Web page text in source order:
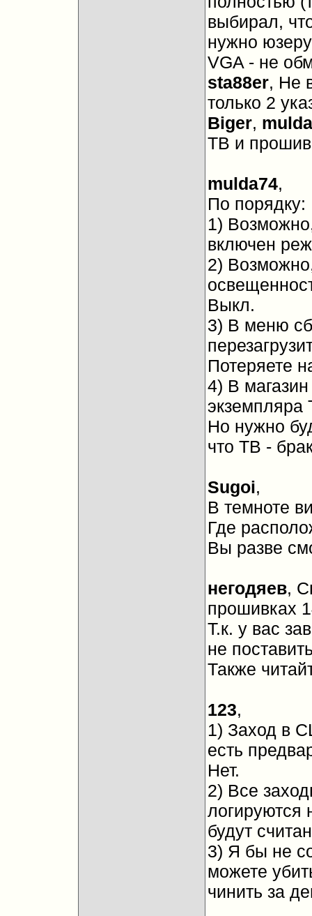
выбирал,
нужно
VGA - не
sta88er, Не
только 2
Biger,
ТВ и
mulda74,
По порядку:
1)
включен
2)
Выкл.
3) В меню
Потеряете
4) В
экземпляра
Но нужно
что ТВ -
Sugoi,
В темноте
Где
Вы разве
негодяев,
прошивках
Т.к. у вас
не
Также
123,
1) Заход в
есть
Нет.
2) Все
логируются
будут
3) Я бы не
можете
чинить за